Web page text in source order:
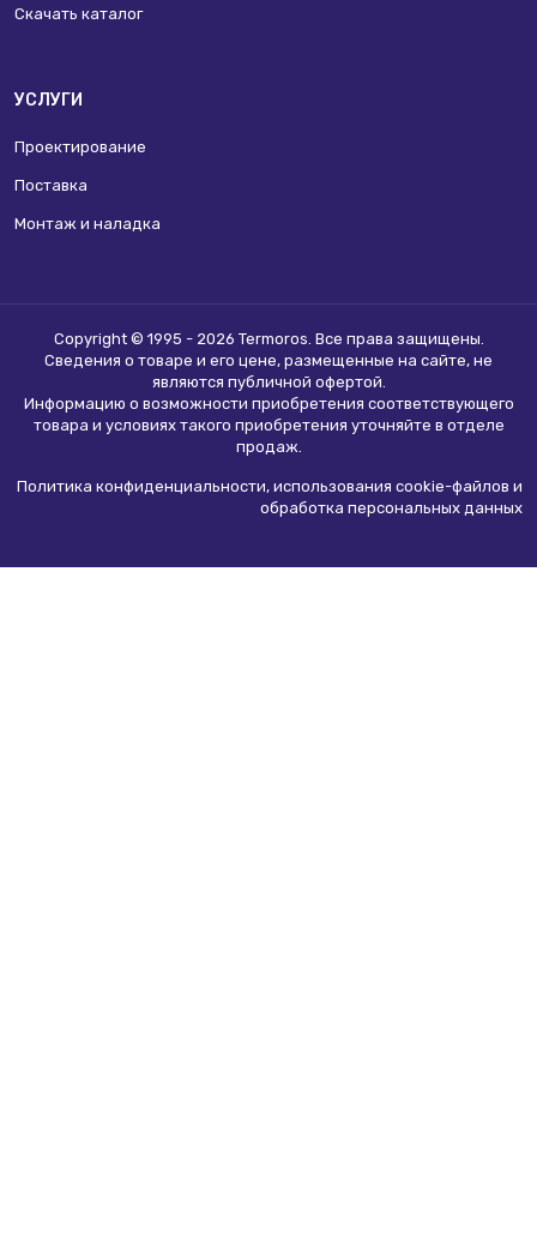
Скачать каталог
УСЛУГИ
Проектирование
Поставка
Монтаж и наладка
Copyright © 1995 - 2026 Termoros. Все права защищены.
Сведения о товаре и его цене, размещенные на сайте, не
являются публичной офертой.
Информацию о возможности приобретения соответствующего
товара и условиях такого приобретения уточняйте в отделе
продаж.
Политика конфиденциальности, использования сookie-файлов и
обработка персональных данных